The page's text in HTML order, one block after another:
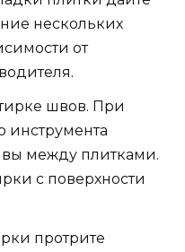
нескольких
от
швов. При
инструмента
между плитками.
с поверхности
протрите